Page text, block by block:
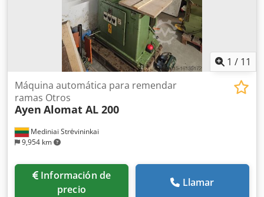
1 / 11
Mediniai Strėvininkai
9,954 km
Máquina automática para remendar
ramas Otros
Ayen Alomat AL 200
Información de
precio
Llamar